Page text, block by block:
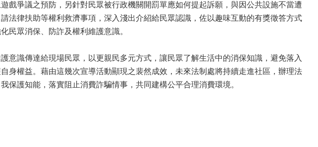
戲爭議之預防，另針對民眾被行政機關開罰單應如何提起訴願，與因公共設施不當遭
法律扶助等權利救濟事項，深入淺出介紹給民眾認識，佐以趣味互動的有獎徵答方式
民眾消保、防詐及權利維護意識。
識傳達給現場民眾，以更親民多元方式，讓民眾了解生活中的消保知識，避免落入
身權益。藉由這幾次宣導活動顯現之裴然成效，未來法制處將持續走進社區，辦理法
保護知能，落實阻止消費詐騙情事，共同建構公平合理消費環境。